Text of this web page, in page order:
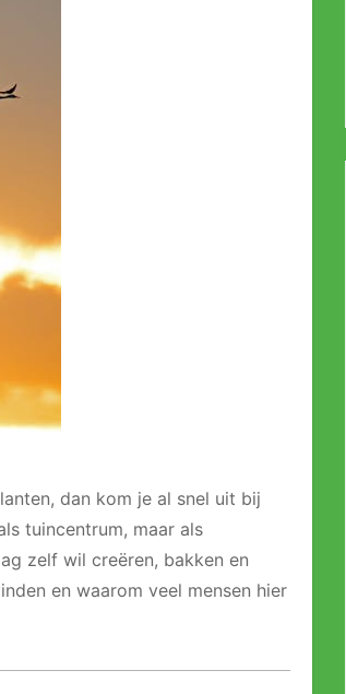
dan kom je al snel uit bij
tuincentrum, maar als
zelf wil creëren, bakken en
en waarom veel mensen hier